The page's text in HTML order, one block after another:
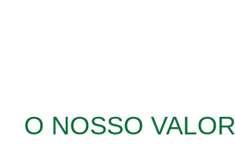
O NOSSO VALOR